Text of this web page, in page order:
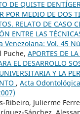
DE QUISTE
POR MEDIO DE DOS
RELATO DE CASO
ENTRE LAS
Venezolana: Vol. 45
Puche, APORTES DE
EL DESARROLLO
Y LA
, Acta
Ribeiro, Julierme